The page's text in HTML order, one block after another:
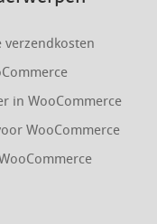
verzendkosten
in WooCommerce
WooCommerce